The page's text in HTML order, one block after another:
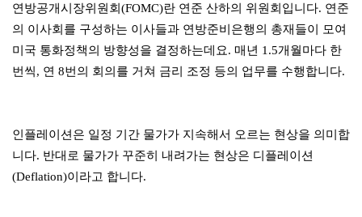
연방공개시장위원회(FOMC)란 연준 산하의 위원회입니다. 연준
의 이사회를 구성하는 이사들과 연방준비은행의 총재들이 모여
미국 통화정책의 방향성을 결정하는데요. 매년 1.5개월마다 한
번씩, 연 8번의 회의를 거쳐 금리 조정 등의 업무를 수행합니다.
인플레이션은 일정 기간 물가가 지속해서 오르는 현상을 의미합
니다. 반대로 물가가 꾸준히 내려가는 현상은 디플레이션
(Deflation)이라고 합니다.